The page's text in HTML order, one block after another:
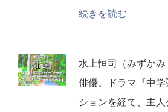
続きを読む
水上恒司（みずか
俳優。ドラマ『中
ションを経て、主